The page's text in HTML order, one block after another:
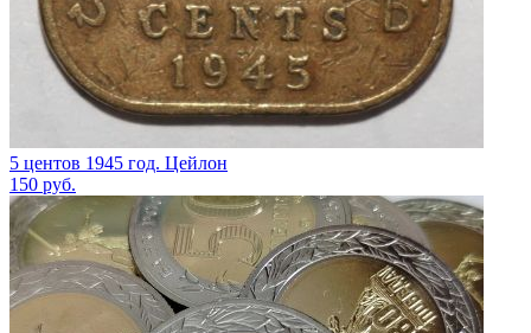
5 центов 1945 год. Цейлон
150 руб.